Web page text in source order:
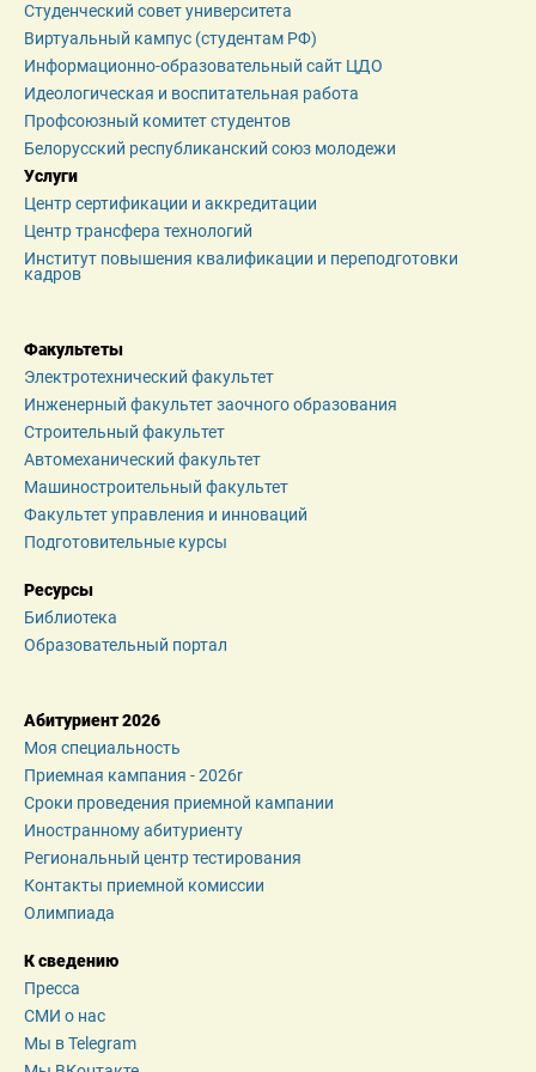
Студенческий совет университета
Виртуальный кампус (студентам РФ)
Информационно-образовательный сайт ЦДО
Идеологическая и воспитательная работа
Профсоюзный комитет студентов
Белорусский республиканский союз молодежи
Услуги
Центр сертификации и аккредитации
Центр трансфера технологий
Институт повышения квалификации и переподготовки
кадров
Факультеты
Электротехнический факультет
Инженерный факультет заочного образования
Строительный факультет
Автомеханический факультет
Машиностроительный факультет
Факультет управления и инноваций
Подготовительные курсы
Ресурсы
Библиотека
Образовательный портал
Абитуриент 2026
Моя специальность
Приемная кампания - 2026r
Сроки проведения приемной кампании
Иностранному абитуриенту
Региональный центр тестирования
Контакты приемной комиссии
Олимпиада
К сведению
Пресса
СМИ о нас
Мы в Telegram